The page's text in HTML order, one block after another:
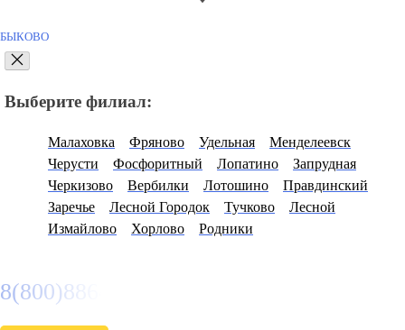
БЫКОВО
Выберите филиал:
Малаховка Фряново Удельная
Менделеевск
Черусти
Фосфоритный Лопатино
Запрудная
Черкизово
Вербилки Лотошино
Правдинский
Заречье
Лесной Городок Тучково
Лесной
Измайлово
Хорлово Родники
8(800)886486